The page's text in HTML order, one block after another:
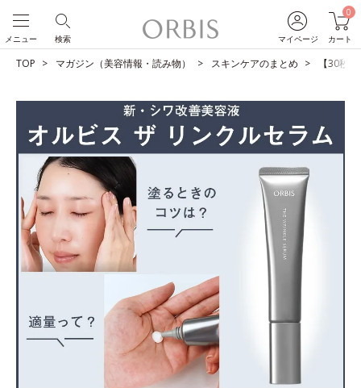
マイページ
0
カート
検索
メニュー
TOP マガジン（美容情報・読み物） スキンケアのまとめ 【30秒